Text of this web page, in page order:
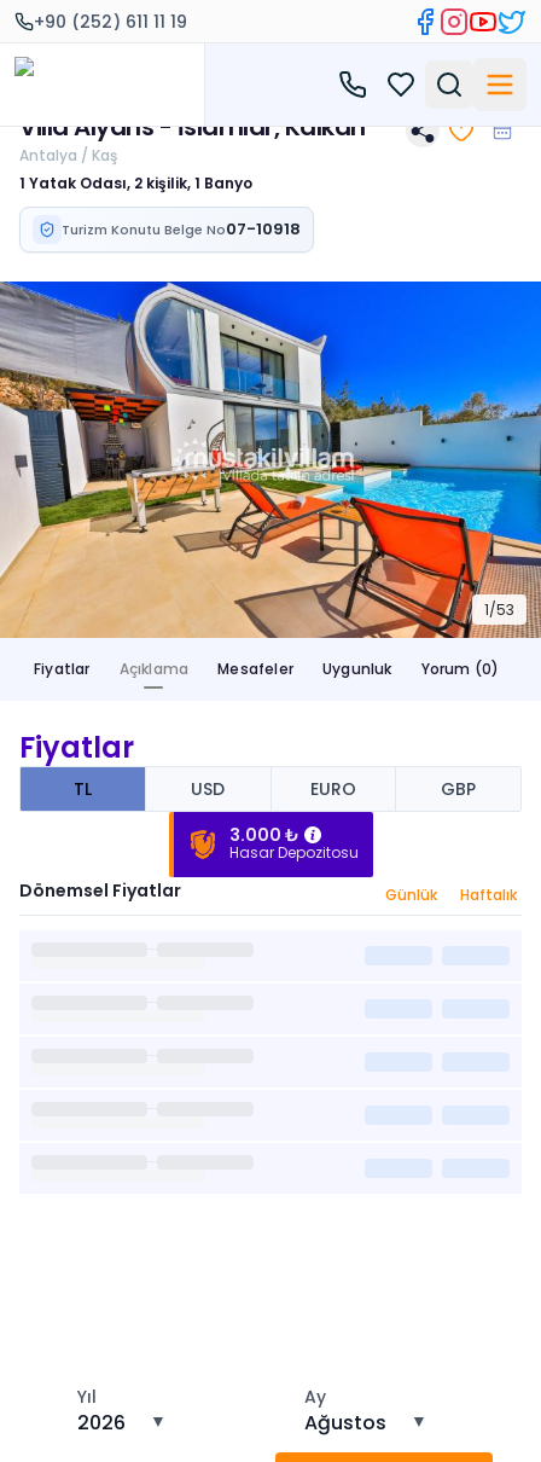
+90 (252) 611 11 19
Villa Alyans - İslamlar, Kalkan
Antalya / Kaş
1 Yatak Odası, 2 kişilik, 1 Banyo
Turizm Konutu Belge No07-10918
1/53
Fiyatlar Açıklama Mesafeler Uygunluk Yorum (0)
Fiyatlar
TL USD EURO
GBP
3.000 ₺
Hasar Depozitosu
Dönemsel Fiyatlar Günlük Haftalık
Yıl
2026 ▼
Ay
Ağustos ▼